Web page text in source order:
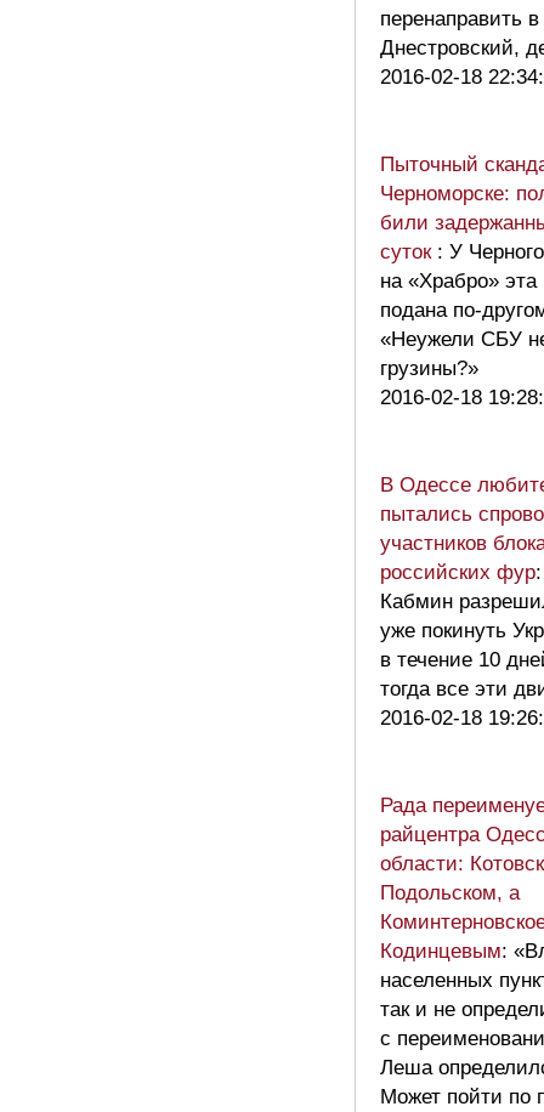
перенаправить
Днестровский,
2016-02-18
Пыточный
Черноморске:
били
суток : У Черного
на «Храбро» эта
подана по-
«Неужели СБУ
грузины?»
2016-02-18
В Одессе
пытались
участников
российских фур
Кабмин
уже покинуть
в течение 10
тогда все эти
2016-02-18
Рада
райцентра
области:
Подольском, а
Кодинцевым:
населенных
так и не
с
Леша
Может пойти по